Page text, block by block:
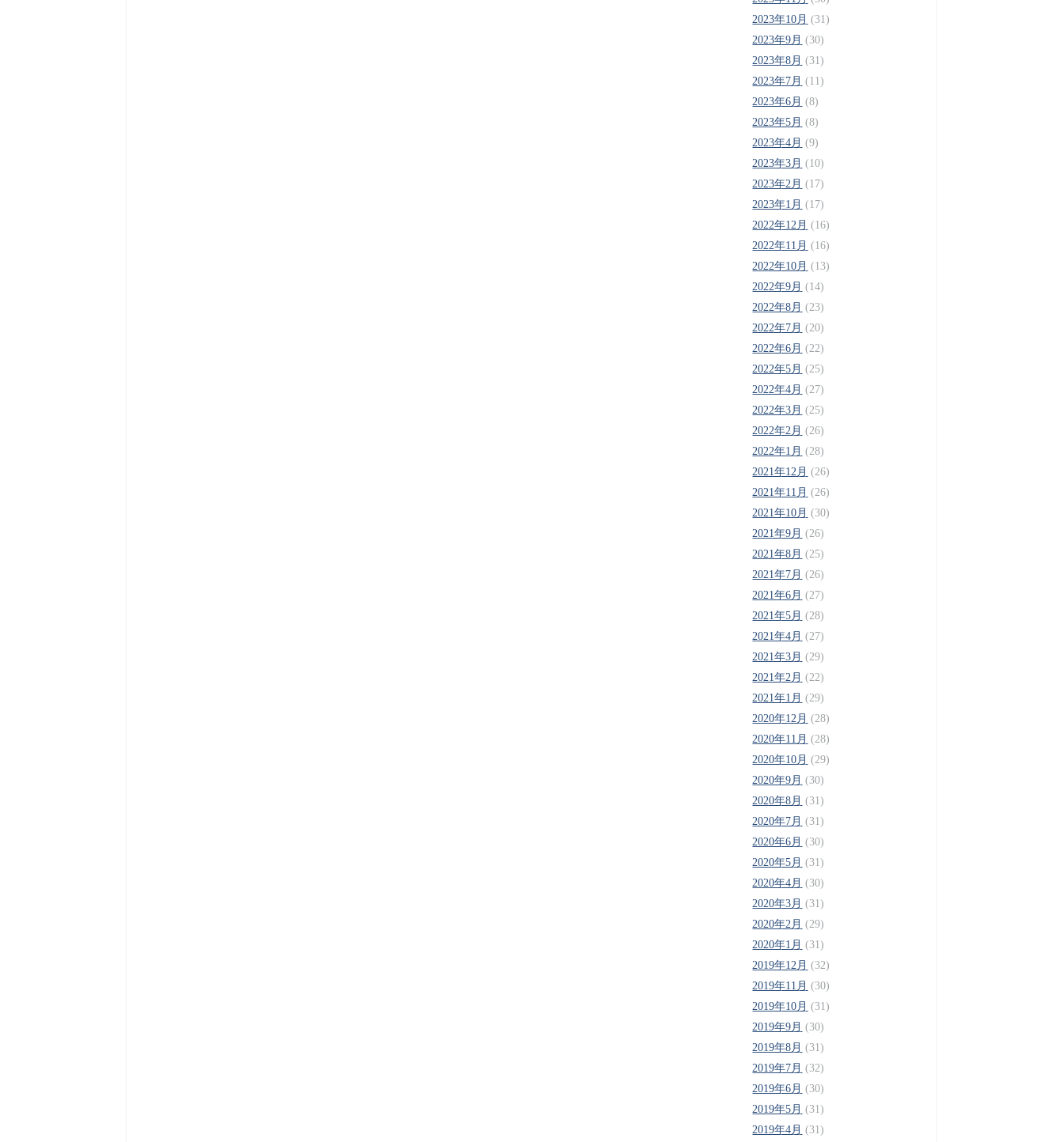
2023年10月 (31)
2023年9月 (30)
2023年8月 (31)
2023年7月 (11)
2023年6月 (8)
2023年5月 (8)
2023年4月 (9)
2023年3月 (10)
2023年2月 (17)
2023年1月 (17)
2022年12月 (16)
2022年11月 (16)
2022年10月 (13)
2022年9月 (14)
2022年8月 (23)
2022年7月 (20)
2022年6月 (22)
2022年5月 (25)
2022年4月 (27)
2022年3月 (25)
2022年2月 (26)
2022年1月 (28)
2021年12月 (26)
2021年11月 (26)
2021年10月 (30)
2021年9月 (26)
2021年8月 (25)
2021年7月 (26)
2021年6月 (27)
2021年5月 (28)
2021年4月 (27)
2021年3月 (29)
2021年2月 (22)
2021年1月 (29)
2020年12月 (28)
2020年11月 (28)
2020年10月 (29)
2020年9月 (30)
2020年8月 (31)
2020年7月 (31)
2020年6月 (30)
2020年5月 (31)
2020年4月 (30)
2020年3月 (31)
2020年2月 (29)
2020年1月 (31)
2019年12月 (32)
2019年11月 (30)
2019年10月 (31)
2019年9月 (30)
2019年8月 (31)
2019年7月 (32)
2019年6月 (30)
2019年5月 (31)
2019年4月 (31)